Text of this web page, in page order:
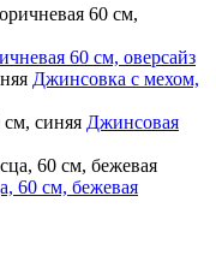
60 см, оверсайз
Джинсовка с мехом,
Джинсовая
60 см, бежевая